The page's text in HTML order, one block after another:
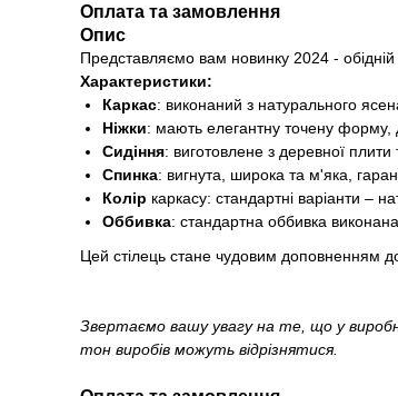
Оплата та замовлення
Опис
Представляємо вам новинку 2024 - обідній
Характеристики:
Каркас: виконаний з натурального
Ніжки: мають елегантну точену форму,
Сидіння: виготовлене з деревної
Спинка: вигнута, широка та м'яка,
Колір каркасу: стандартні варіанти –
Оббивка: стандартна оббивка
Цей стілець стане чудовим доповненням
Звертаємо вашу увагу на те, що у
тон виробів можуть відрізнятися.